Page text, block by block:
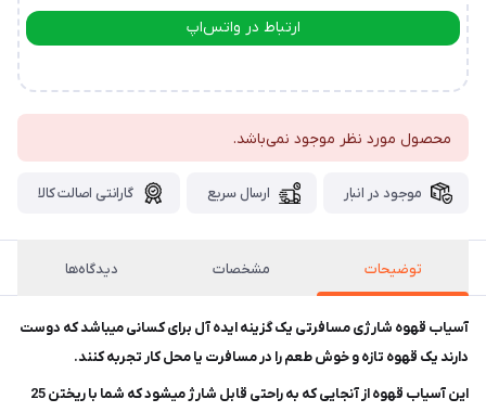
ارتباط در واتس‌اپ
محصول مورد نظر موجود نمی‌باشد.
موجود در انبار ارسال سریع گارانتی اصالت کالا
توضیحات مشخصات دیدگاه‌ها
آسیاب قهوه شارژی مسافرتی یک گزینه ایده آل برای کسانی میباشد که دوست
دارند یک قهوه تازه و خوش طعم را در مسافرت یا محل کار تجربه کنند.
این آسیاب قهوه از آنجایی که به راحتی قابل شارژ میشود که شما با ریختن 25